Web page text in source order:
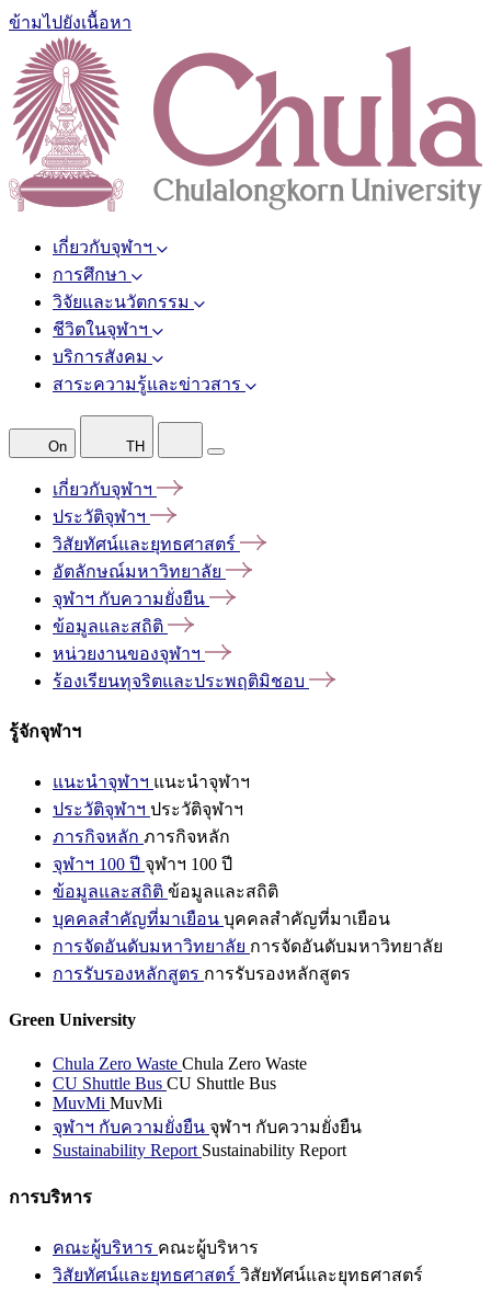
ข้ามไปยังเนื้อหา
เกี่ยวกับจุฬาฯ
การศึกษา
วิจัยและนวัตกรรม
ชีวิตในจุฬาฯ
บริการสังคม
สาระความรู้และข่าวสาร
On TH
เกี่ยวกับจุฬาฯ
ประวัติจุฬาฯ
วิสัยทัศน์และยุทธศาสตร์
อัตลักษณ์มหาวิทยาลัย
จุฬาฯ กับความยั่งยืน
ข้อมูลและสถิติ
หน่วยงานของจุฬาฯ
ร้องเรียนทุจริตและประพฤติมิชอบ
รู้จักจุฬาฯ
แนะนำจุฬาฯ แนะนำจุฬาฯ
ประวัติจุฬาฯ ประวัติจุฬาฯ
ภารกิจหลัก ภารกิจหลัก
จุฬาฯ 100 ปี จุฬาฯ 100 ปี
ข้อมูลและสถิติ ข้อมูลและสถิติ
บุคคลสำคัญที่มาเยือน บุคคลสำคัญที่มาเยือน
การจัดอันดับมหาวิทยาลัย การจัดอันดับมหาวิทยาลัย
การรับรองหลักสูตร การรับรองหลักสูตร
Green University
Chula Zero Waste Chula Zero Waste
CU Shuttle Bus CU Shuttle Bus
MuvMi MuvMi
จุฬาฯ กับความยั่งยืน จุฬาฯ กับความยั่งยืน
Sustainability Report Sustainability Report
การบริหาร
คณะผู้บริหาร คณะผู้บริหาร
วิสัยทัศน์และยุทธศาสตร์ วิสัยทัศน์และยุทธศาสตร์